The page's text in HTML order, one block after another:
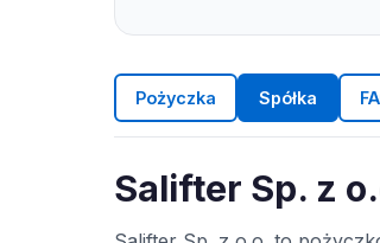
Pożyczka Spółka
Salifter Sp. z